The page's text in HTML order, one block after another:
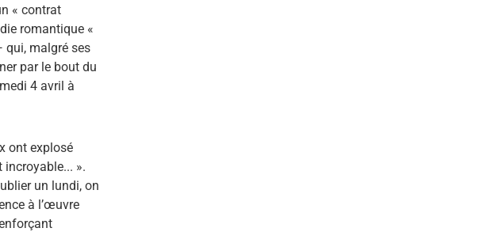
« contrat
romantique «
qui, malgré ses
par le bout du
4 avril à
ont explosé
incroyable... ».
un lundi, on
à l’œuvre